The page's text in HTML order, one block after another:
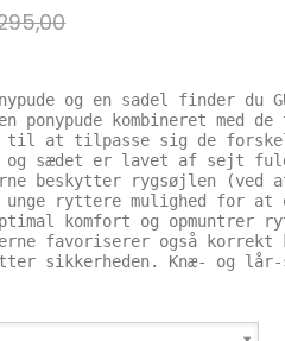
og en sadel finder du
ponypude kombineret
til at tilpasse sig de
og sædet er lavet af sejt
beskytter rygsøjlen
unge ryttere mulighed for
komfort og
favoriserer også korrekt
sikkerheden. Knæ- og